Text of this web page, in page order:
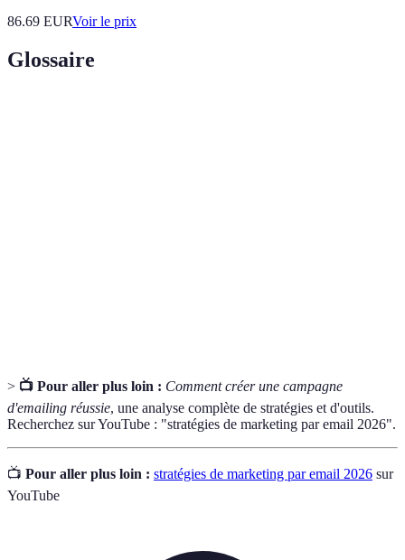
86.69 EURVoir le prix
Glossaire
> 📺 Pour aller plus loin : Comment créer une campagne
d'emailing réussie, une analyse complète de stratégies et d'outils.
Recherchez sur YouTube : "stratégies de marketing par email 2026".
📺 Pour aller plus loin : stratégies de marketing par email 2026 sur
YouTube